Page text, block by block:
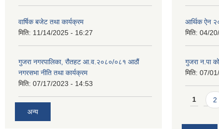
वार्षिक बजेट तथा कार्यक्रम
मिति: 11/14/2025 - 16:27
गुजरा नगरपालिका, रौतहट आ.व.२०८०/०८१ आठौं
नगरसभा नीति तथा कार्यक्रम
मिति: 07/17/2023 - 14:53
अन्य
आर्थिक ऐन
मिति: 04/
गुजरा न.पा
मिति: 07/
1 2